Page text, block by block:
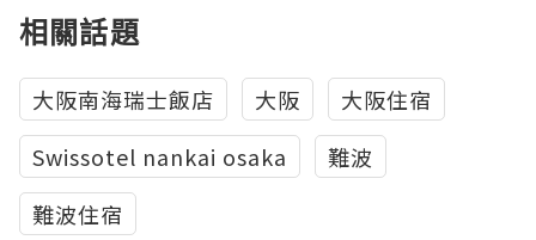
相關話題
大阪南海瑞士飯店 大阪
大阪住宿
Swissotel nankai osaka
難波
難波住宿